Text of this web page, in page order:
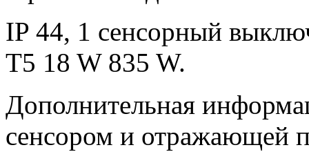
IP 44, 1 сенсорный
T5 18 W 835 W.
Дополнительная
сенсором и отражающей